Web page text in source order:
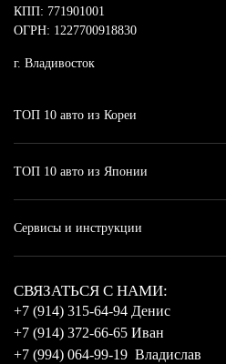
КПП: 771901001
ОГРН: 1227700918830
г. Владивосток
CВЯЗАТЬСЯ С НАМИ:
+7 (914) 315-64-94 Денис
+7 (914) 372-66-65 Иван
+7 (994) 064-99-19 Владислав